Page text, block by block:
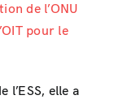
de l’ONU
pour le
l’ESS, elle a